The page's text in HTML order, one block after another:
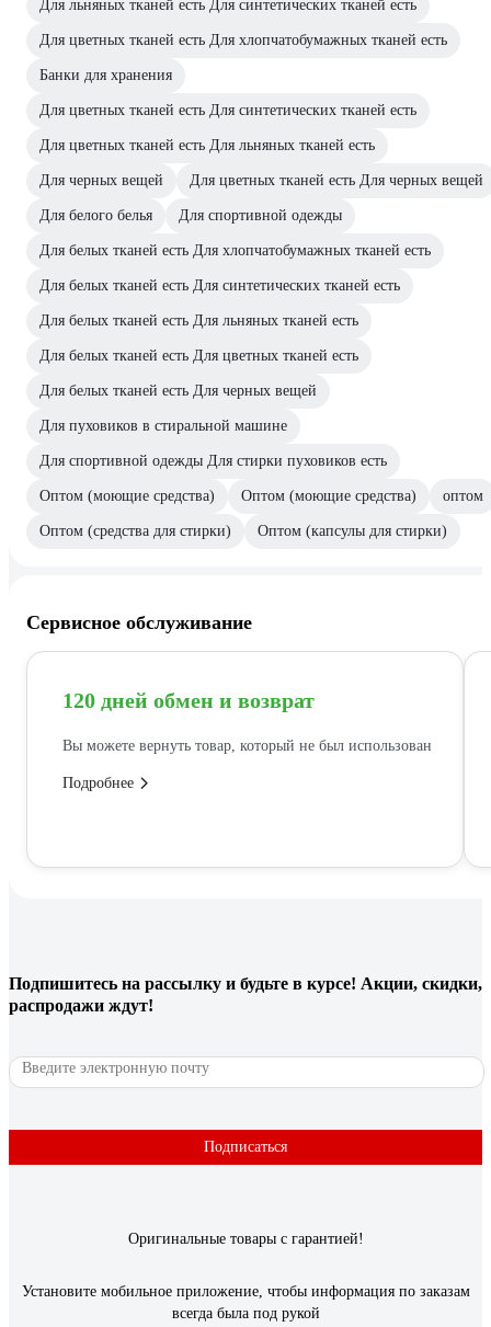
Для льняных тканей есть Для синтетических тканей есть
Для цветных тканей есть Для хлопчатобумажных тканей есть
Банки для хранения
Для цветных тканей есть Для синтетических тканей есть
Для цветных тканей есть Для льняных тканей есть
Для черных вещей Для цветных тканей есть Для черных вещей
Для белого белья Для спортивной одежды
Для белых тканей есть Для хлопчатобумажных тканей есть
Для белых тканей есть Для синтетических тканей есть
Для белых тканей есть Для льняных тканей есть
Для белых тканей есть Для цветных тканей есть
Для белых тканей есть Для черных вещей
Для пуховиков в стиральной машине
Для спортивной одежды Для стирки пуховиков есть
Оптом (моющие средства) Оптом (моющие средства) оптом
Оптом (средства для стирки) Оптом (капсулы для стирки)
Сервисное обслуживание
120 дней обмен и возврат
Вы можете вернуть товар, который не был использован
Подробнее
Подпишитесь на рассылку и будьте в курсе! Акции, скидки,
распродажи ждут!
Подписаться
Оригинальные товары с гарантией!
Установите мобильное приложение, чтобы информация по заказам
всегда была под рукой